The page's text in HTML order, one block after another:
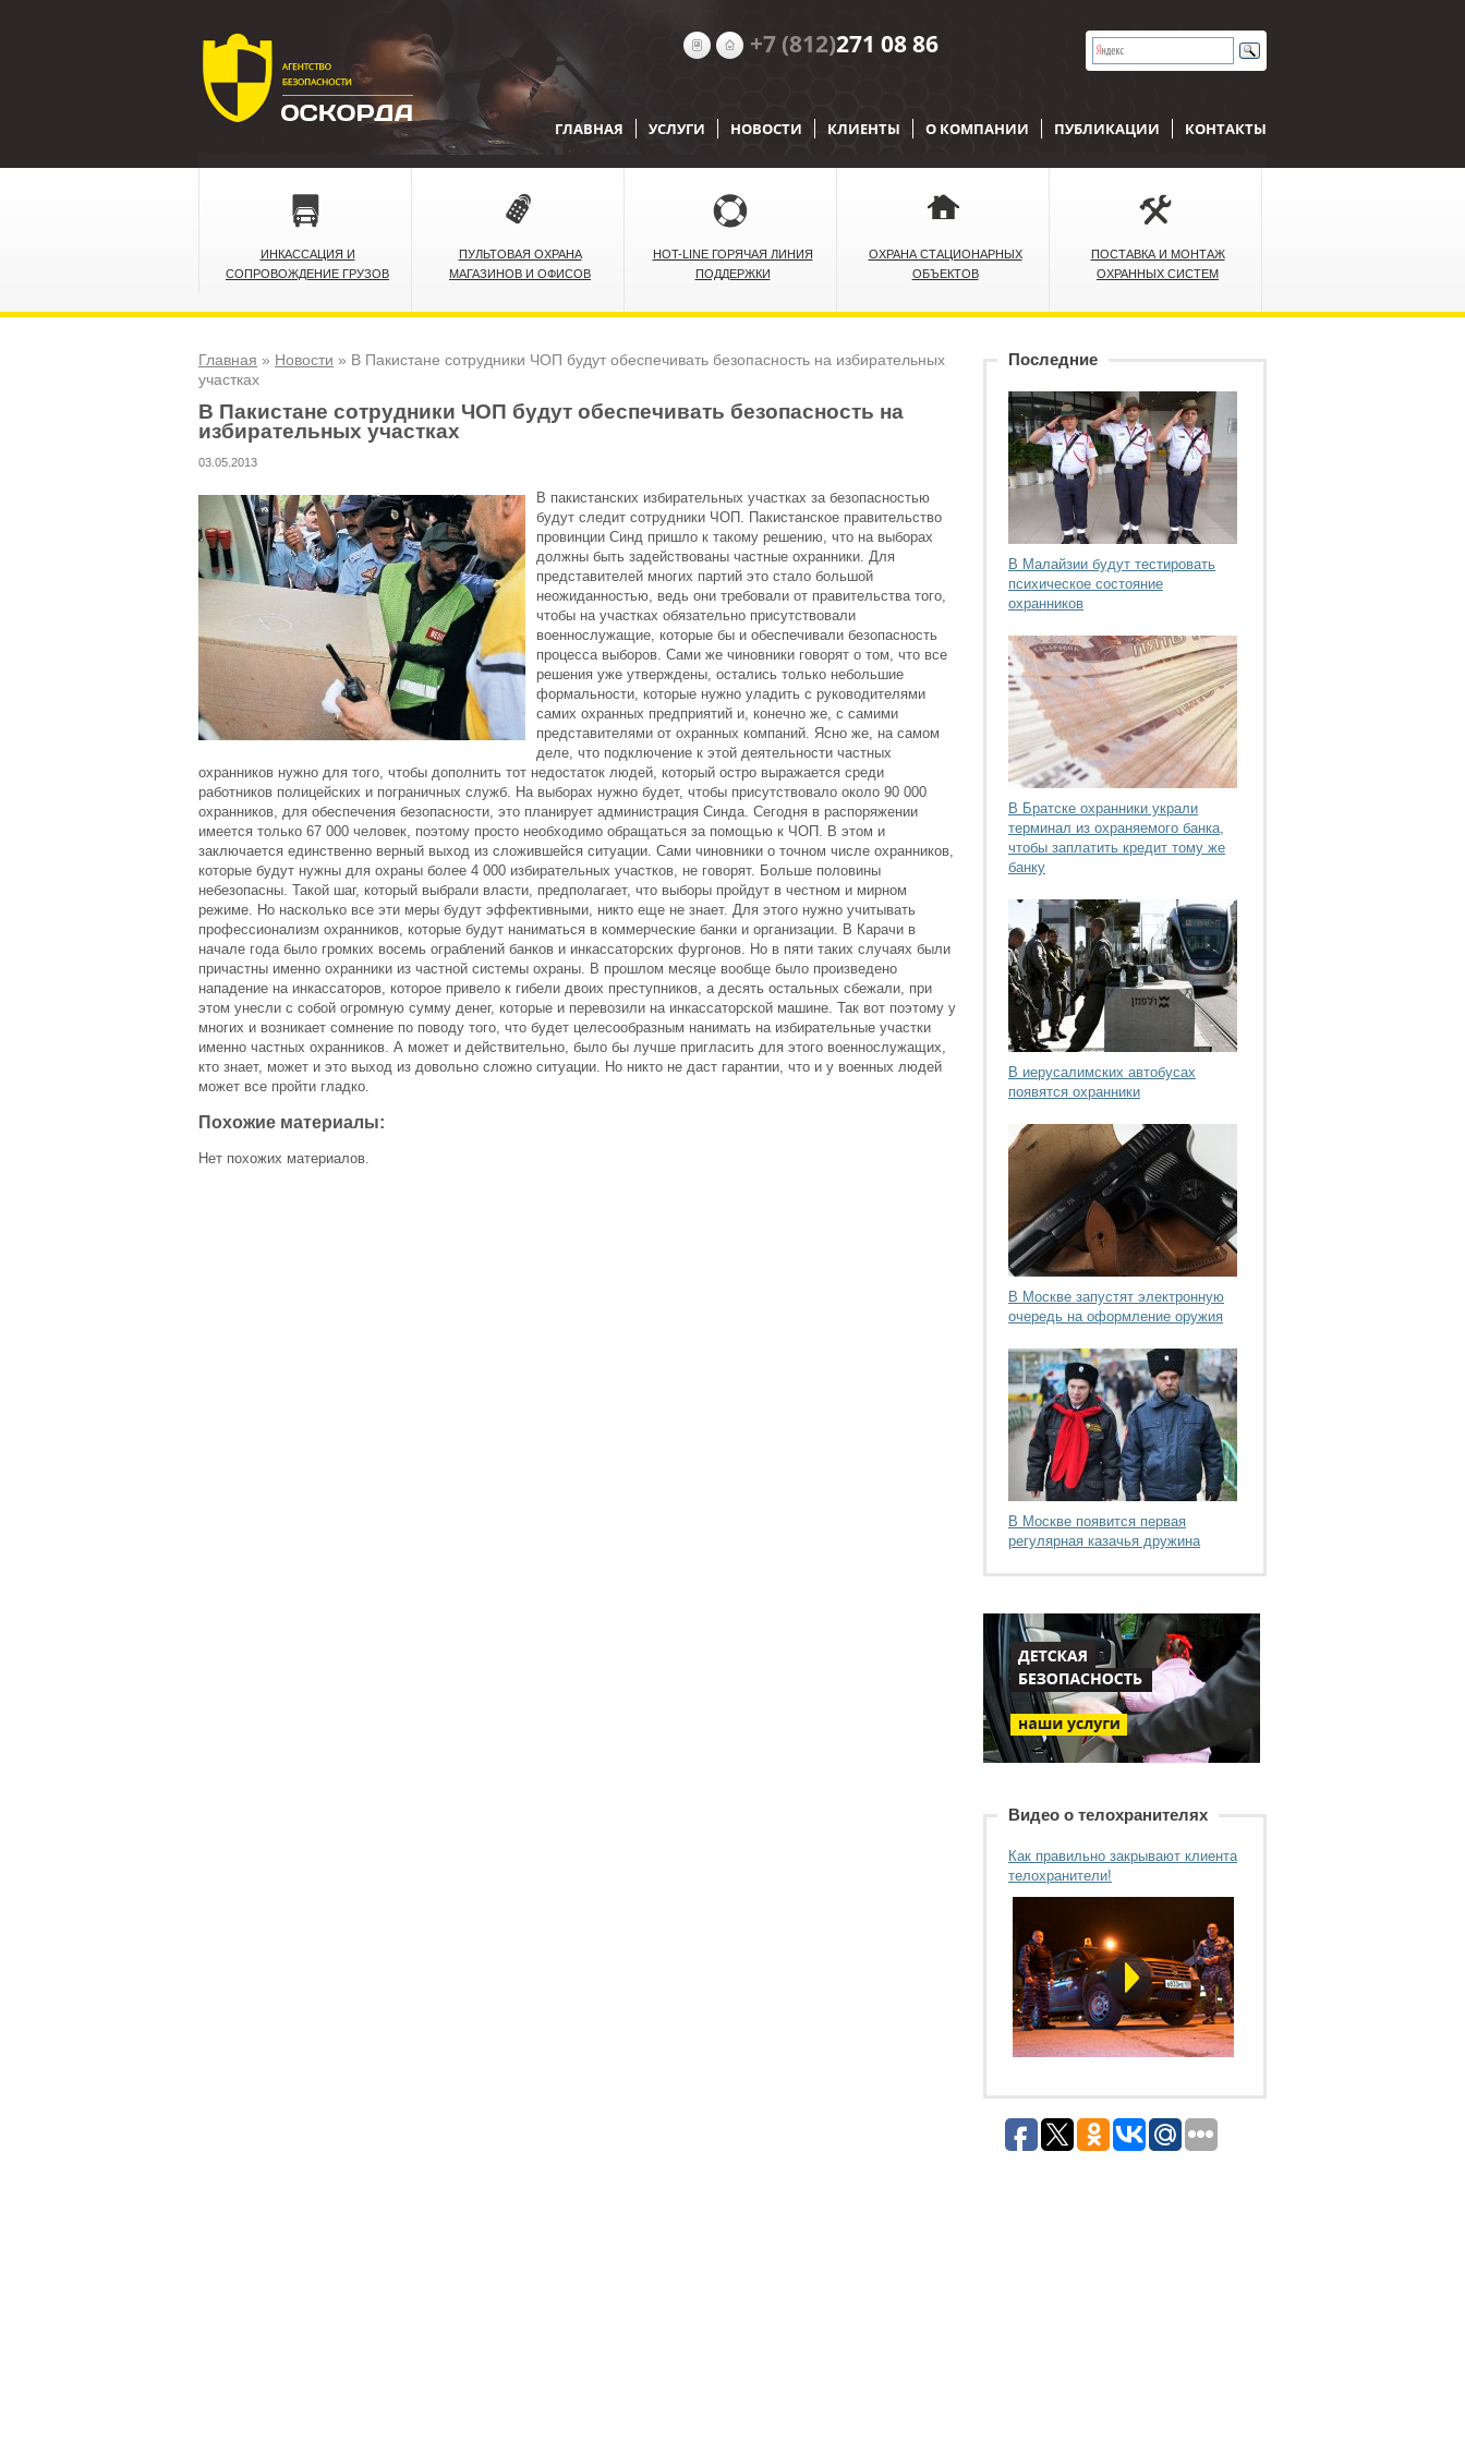
+7 (812)271 08 86
ГЛАВНАЯ УСЛУГИ НОВОСТИ КЛИЕНТЫ О КОМПАНИИ ПУБЛИКАЦИИ КОНТАКТЫ
ИНКАССАЦИЯ И
СОПРОВОЖДЕНИЕ ГРУЗОВ
ПУЛЬТОВАЯ ОХРАНА
МАГАЗИНОВ И ОФИСОВ
HOT-LINE ГОРЯЧАЯ ЛИНИЯ
ПОДДЕРЖКИ
ОХРАНА СТАЦИОНАРНЫХ
ОБЪЕКТОВ
ПОСТАВКА И МОНТАЖ
ОХРАННЫХ СИСТЕМ
Главная » Новости » В Пакистане сотрудники ЧОП будут обеспечивать безопасность на избирательных
участках
В Пакистане сотрудники ЧОП будут обеспечивать безопасность на
избирательных участках
03.05.2013
В пакистанских избирательных участках за безопасностью
будут следит сотрудники ЧОП. Пакистанское правительство
провинции Синд пришло к такому решению, что на выборах
должны быть задействованы частные охранники. Для
представителей многих партий это стало большой
неожиданностью, ведь они требовали от правительства того,
чтобы на участках обязательно присутствовали
военнослужащие, которые бы и обеспечивали безопасность
процесса выборов. Сами же чиновники говорят о том, что все
решения уже утверждены, остались только небольшие
формальности, которые нужно уладить с руководителями
самих охранных предприятий и, конечно же, с самими
представителями от охранных компаний. Ясно же, на самом
деле, что подключение к этой деятельности частных
охранников нужно для того, чтобы дополнить тот недостаток людей, который остро выражается среди
работников полицейских и пограничных служб. На выборах нужно будет, чтобы присутствовало около 90 000
охранников, для обеспечения безопасности, это планирует администрация Синда. Сегодня в распоряжении
имеется только 67 000 человек, поэтому просто необходимо обращаться за помощью к ЧОП. В этом и
заключается единственно верный выход из сложившейся ситуации. Сами чиновники о точном числе охранников,
которые будут нужны для охраны более 4 000 избирательных участков, не говорят. Больше половины
небезопасны. Такой шаг, который выбрали власти, предполагает, что выборы пройдут в честном и мирном
режиме. Но насколько все эти меры будут эффективными, никто еще не знает. Для этого нужно учитывать
профессионализм охранников, которые будут наниматься в коммерческие банки и организации. В Карачи в
начале года было громких восемь ограблений банков и инкассаторских фургонов. Но в пяти таких случаях были
причастны именно охранники из частной системы охраны. В прошлом месяце вообще было произведено
нападение на инкассаторов, которое привело к гибели двоих преступников, а десять остальных сбежали, при
этом унесли с собой огромную сумму денег, которые и перевозили на инкассаторской машине. Так вот поэтому у
многих и возникает сомнение по поводу того, что будет целесообразным нанимать на избирательные участки
именно частных охранников. А может и действительно, было бы лучше пригласить для этого военнослужащих,
кто знает, может и это выход из довольно сложно ситуации. Но никто не даст гарантии, что и у военных людей
может все пройти гладко.
Похожие материалы:
Нет похожих материалов.
Последние
В Малайзии будут тестировать
психическое состояние
охранников
В Братске охранники украли
терминал из охраняемого банка,
чтобы заплатить кредит тому же
банку
В иерусалимских автобусах
появятся охранники
В Москве запустят электронную
очередь на оформление оружия
В Москве появится первая
регулярная казачья дружина
Видео о телохранителях
Как правильно закрывают клиента
телохранители!